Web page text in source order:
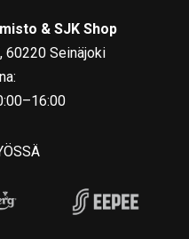
& SJK Shop
60220 Seinäjoki